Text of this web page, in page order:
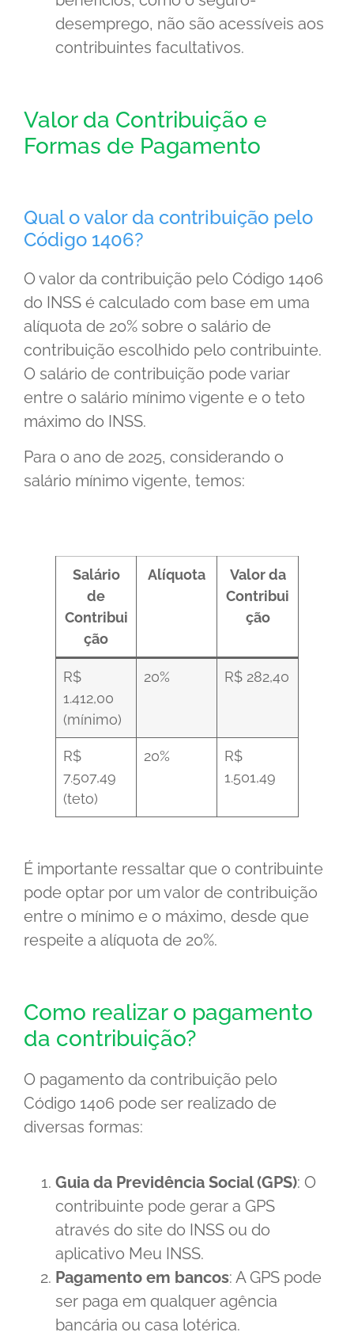
desemprego, não são acessíveis aos
contribuintes facultativos.
Valor da Contribuição e
Formas de Pagamento
Qual o valor da contribuição pelo
Código 1406?
O valor da contribuição pelo Código 1406
do INSS é calculado com base em uma
alíquota de 20% sobre o salário de
contribuição escolhido pelo contribuinte.
O salário de contribuição pode variar
entre o salário mínimo vigente e o teto
máximo do INSS.
Para o ano de 2025, considerando o
salário mínimo vigente, temos:
Salário
de
Contribui
ção
Alíquota
Valor da
Contribui
ção
R$
1.412,00
(mínimo)
20% R$ 282,40
R$
7.507,49
(teto)
20%
R$
1.501,49
É importante ressaltar que o contribuinte
pode optar por um valor de contribuição
entre o mínimo e o máximo, desde que
respeite a alíquota de 20%.
Como realizar o pagamento
da contribuição?
O pagamento da contribuição pelo
Código 1406 pode ser realizado de
diversas formas:
Guia da Previdência Social (GPS): O
contribuinte pode gerar a GPS
através do site do INSS ou do
aplicativo Meu INSS.
Pagamento em bancos: A GPS pode
ser paga em qualquer agência
bancária ou casa lotérica.